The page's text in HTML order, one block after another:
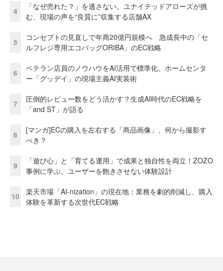
4
「なぜ売れた？」を逃さない。ユナイテッドアローズが挑
む、現場の声を“良質に”収集する店舗AX
5
コンセプトの見直しで年商20億円規模へ 急成長中の「セ
ルフレジ専用エコバッグORIBA」のEC戦略
6
ベテラン店員のノウハウをAI活用で標準化。ホームセンタ
ー「グッデイ」の現場主義AI実装術
7
圧倒的レビュー数をどう活かす？生成AI時代のEC戦略を
「and ST」が語る
8
[マンガ]ECの購入を左右する「商品画像」、何から撮影す
べき？
9
「遊び心」と「育てる運用」で成果と独自性を両立！ZOZO
事例に学ぶ、ユーザーを飽きさせない体験設計
10
楽天市場「AI-nization」の現在地：業務を劇的削減し、購入
体験を革新する次世代EC戦略